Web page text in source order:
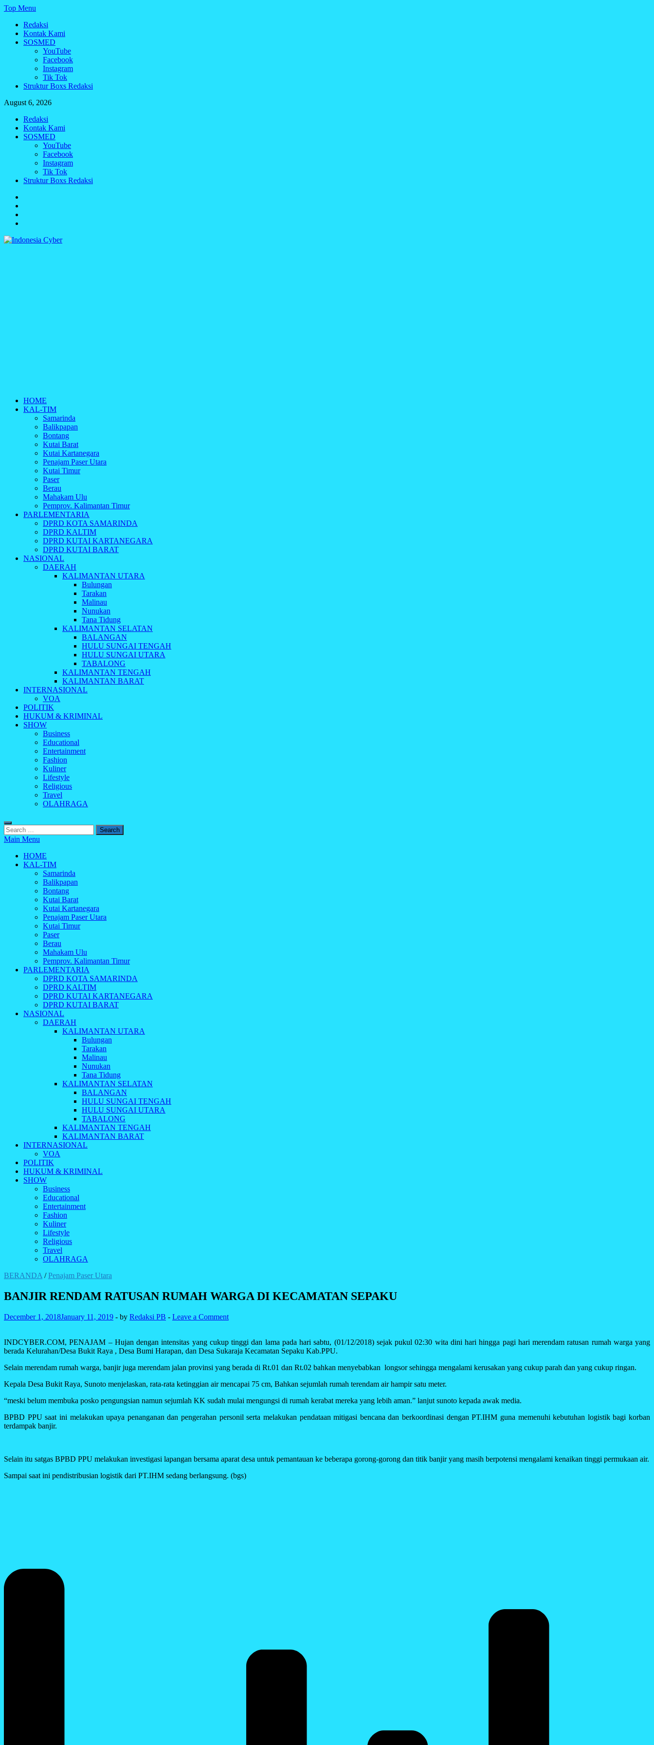
Skip
content
Top Menu
Redaksi
Kontak Kami
SOSMED
YouTube
Facebook
Instagram
Tik Tok
Struktur Boxs Redaksi
August 6, 2026
Redaksi
Kontak Kami
SOSMED
YouTube
Facebook
Instagram
Tik Tok
Struktur Boxs Redaksi
Redaksi
HOME
KAL-TIM
Samarinda
Balikpapan
Bontang
Kutai Barat
Kutai Kartanegara
Penajam Paser Utara
Kutai Timur
Paser
Berau
Mahakam Ulu
Pemprov. Kalimantan Timur
PARLEMENTARIA
DPRD KOTA SAMARINDA
DPRD KALTIM
DPRD KUTAI KARTANEGARA
DPRD KUTAI BARAT
NASIONAL
DAERAH
KALIMANTAN UTARA
Bulungan
Tarakan
Malinau
Nunukan
Tana Tidung
KALIMANTAN SELATAN
BALANGAN
HULU SUNGAI TENGAH
HULU SUNGAI UTARA
TABALONG
KALIMANTAN TENGAH
KALIMANTAN BARAT
INTERNASIONAL
VOA
POLITIK
HUKUM & KRIMINAL
SHOW
Business
Educational
Entertainment
Fashion
Kuliner
Lifestyle
Religious
Travel
OLAHRAGA
Search
for:
Main Menu
HOME
KAL-TIM
Samarinda
Balikpapan
Bontang
Kutai Barat
Kutai Kartanegara
Penajam Paser Utara
Kutai Timur
Paser
Berau
Mahakam Ulu
Pemprov. Kalimantan Timur
PARLEMENTARIA
DPRD KOTA SAMARINDA
DPRD KALTIM
DPRD KUTAI KARTANEGARA
DPRD KUTAI BARAT
NASIONAL
DAERAH
KALIMANTAN UTARA
Bulungan
Tarakan
Malinau
Nunukan
Tana Tidung
KALIMANTAN SELATAN
BALANGAN
HULU SUNGAI TENGAH
HULU SUNGAI UTARA
TABALONG
KALIMANTAN TENGAH
KALIMANTAN BARAT
INTERNASIONAL
VOA
POLITIK
HUKUM & KRIMINAL
SHOW
Business
Educational
Entertainment
Fashion
Kuliner
Lifestyle
Religious
Travel
OLAHRAGA
BERANDA /Penajam Paser Utara
BANJIR RENDAM RATUSAN RUMAH WARGA DI KECAMATAN SEPAKU
December 1, 2018January 11, 2019 - by Redaksi PB - Leave a Comment
INDCYBER.COM, PENAJAM – Hujan dengan intensitas yang cukup tinggi dan lama pada hari sabtu, (01/12/2018) sejak pukul 02:30 wita dini hari hingga pagi hari merendam ratusan rumah warga yang
berada Kelurahan/Desa Bukit Raya , Desa Bumi Harapan, dan Desa Sukaraja Kecamatan Sepaku Kab.PPU.
Selain merendam rumah warga, banjir juga merendam jalan provinsi yang berada di Rt.01 dan Rt.02 bahkan menyebabkan longsor sehingga mengalami kerusakan yang cukup parah dan yang cukup ringan.
Kepala Desa Bukit Raya, Sunoto menjelaskan, rata-rata ketinggian air mencapai 75 cm, Bahkan sejumlah rumah terendam air hampir satu meter.
“meski belum membuka posko pengungsian namun sejumlah KK sudah mulai mengungsi di rumah kerabat mereka yang lebih aman.” lanjut sunoto kepada awak media.
BPBD PPU saat ini melakukan upaya penanganan dan pengerahan personil serta melakukan pendataan mitigasi bencana dan berkoordinasi dengan PT.IHM guna memenuhi kebutuhan logistik bagi korban
terdampak banjir.
Selain itu satgas BPBD PPU melakukan investigasi lapangan bersama aparat desa untuk pemantauan ke beberapa gorong-gorong dan titik banjir yang masih berpotensi mengalami kenaikan tinggi permukaan air.
Sampai saat ini pendistribusian logistik dari PT.IHM sedang berlangsung. (bgs)